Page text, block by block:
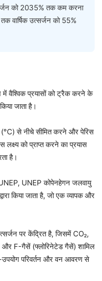
को 2035% तक कम करना
वार्षिक उत्सर्जन को 55%
में वैश्विक प्रयासों को ट्रैक करने के
जाता है।
(°C) से नीचे सीमित करने और पेरिस
लक्ष्य को प्राप्त करने का प्रयास
है।
UNEP कोपेनहेगन जलवायु
किया जाता है, जो एक व्यापक और
पर केंद्रित है, जिसमें CO₂,
F-गैसें (फ्लोरिनेटेड गैसें) शामिल
परिवर्तन और वन आवरण से